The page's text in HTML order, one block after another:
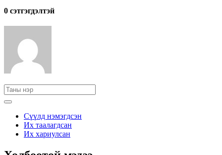
0 cэтгэгдэлтэй
Сүүлд нэмэгдсэн
Их таалагдсан
Их хариулсан